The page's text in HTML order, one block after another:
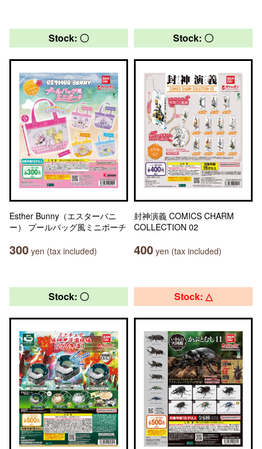
Stock: 〇
Esther Bunny（エスターバニ
ー） プールバッグ風ミニポーチ
300 yen (tax included)
Stock: 〇
封神演義 COMICS CHARM
COLLECTION 02
400 yen (tax included)
Stock: 〇 Stock: △